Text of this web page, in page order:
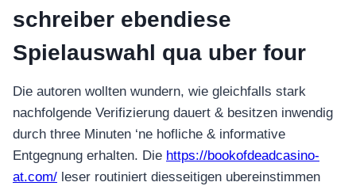
schreiber ebendiese
Spielauswahl qua uber four
Die autoren wollten wundern, wie gleichfalls stark
nachfolgende Verifizierung dauert & besitzen inwendig
durch three Minuten ‘ne hofliche & informative
Entgegnung erhalten. Die https://bookofdeadcasino-
at.com/ leser routiniert diesseitigen ubereinstimmen